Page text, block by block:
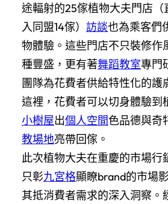
途輻射的25傢植物大夫門店（
入同盟14傢） 訪談也為乘客們
物體驗。這些門店不只裝修作
種豐盛，更有著舞蹈教室專門
團隊為花費者供給特性化的護
這裡，花費者可以切身體驗到
小樹屋出個人空間色品德與奇
教場地亮帶回傢。
此次植物大夫在重慶的市場行
只彰九宮格顯瞭brand的市場
其抵消費者需求的深入洞察。